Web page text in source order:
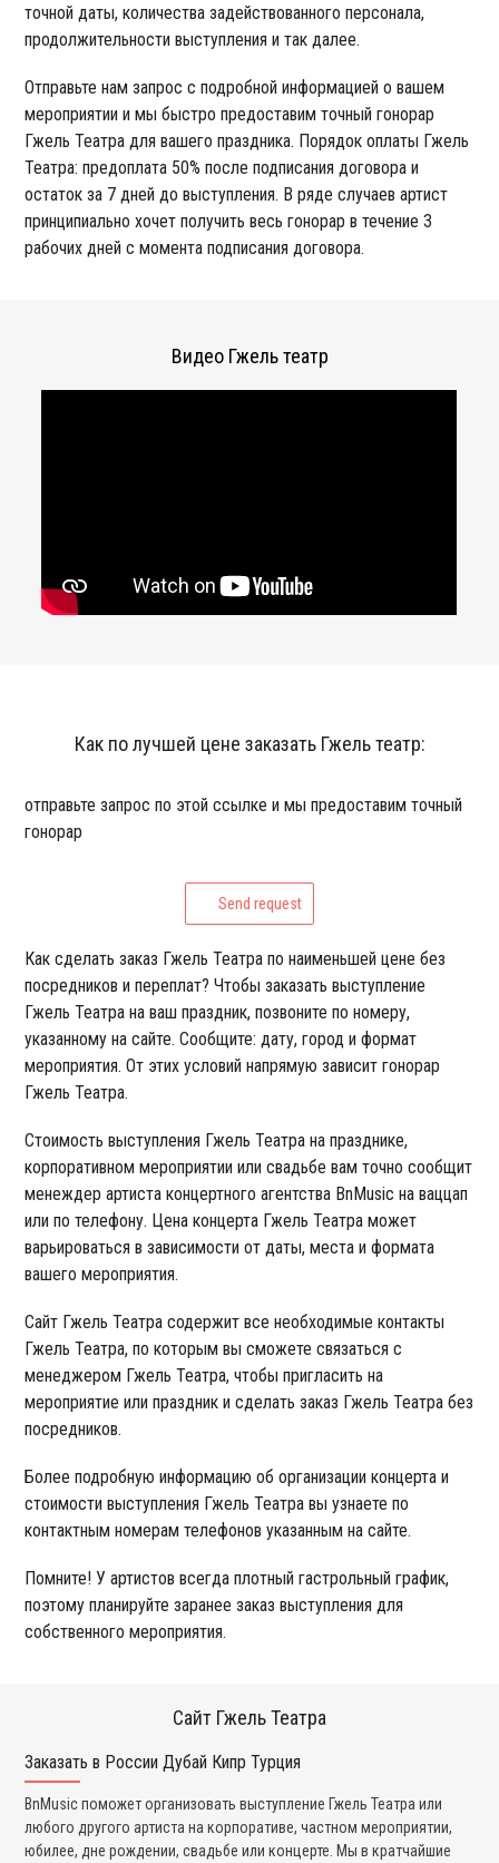
точной даты, количества задействованного персонала,
продолжительности выступления и так далее.
Отправьте нам запрос с подробной информацией о вашем
мероприятии и мы быстро предоставим точный гонорар
Гжель Театра для вашего праздника. Порядок оплаты Гжель
Театра: предоплата 50% после подписания договора и
остаток за 7 дней до выступления. В ряде случаев артист
принципиально хочет получить весь гонорар в течение 3
рабочих дней с момента подписания договора.
Видео Гжель театр
Как по лучшей цене заказать Гжель театр:
отправьте запрос по этой ссылке и мы предоставим точный
гонорар
Send request
Как сделать заказ Гжель Театра по наименьшей цене без
посредников и переплат? Чтобы заказать выступление
Гжель Театра на ваш праздник, позвоните по номеру,
указанному на сайте. Сообщите: дату, город и формат
мероприятия. От этих условий напрямую зависит гонорар
Гжель Театра.
Стоимость выступления Гжель Театра на празднике,
корпоративном мероприятии или свадьбе вам точно сообщит
менеждер артиста концертного агентства BnMusic на ваццап
или по телефону. Цена концерта Гжель Театра может
варьироваться в зависимости от даты, места и формата
вашего мероприятия.
Сайт Гжель Театра содержит все необходимые контакты
Гжель Театра, по которым вы сможете связаться с
менеджером Гжель Театра, чтобы пригласить на
мероприятие или праздник и сделать заказ Гжель Театра без
посредников.
Более подробную информацию об организации концерта и
стоимости выступления Гжель Театра вы узнаете по
контактным номерам телефонов указанным на сайте.
Помните! У артистов всегда плотный гастрольный график,
поэтому планируйте заранее заказ выступления для
собственного мероприятия.
Сайт Гжель Театра
Заказать в России Дубай Кипр Турция
BnMusic поможет организовать выступление Гжель Театра или
любого другого артиста на корпоративе, частном мероприятии,
юбилее, дне рождении, свадьбе или концерте. Мы в кратчайшие